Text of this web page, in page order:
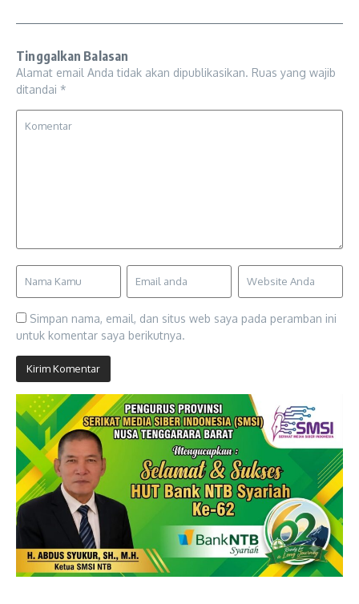
Tinggalkan Balasan
Alamat email Anda tidak akan dipublikasikan. Ruas yang wajib
ditandai *
Simpan nama, email, dan situs web saya pada peramban ini
untuk komentar saya berikutnya.